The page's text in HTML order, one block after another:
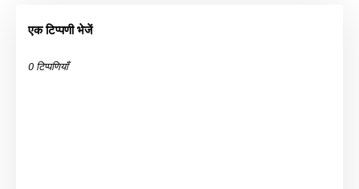
एक टिप्पणी भेजें
0 टिप्पणियाँ